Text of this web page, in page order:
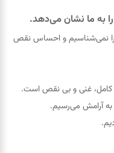
به ما نشان می‌دهد.
نمی‌شناسیم و احساس نقص
غنی و بی نقص است.
به آرامش می‌رسیم.